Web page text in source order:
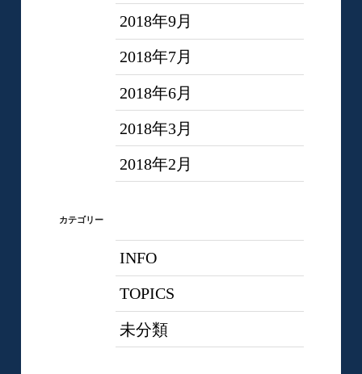
2018年9月
2018年7月
2018年6月
2018年3月
2018年2月
カテゴリー
INFO
TOPICS
未分類